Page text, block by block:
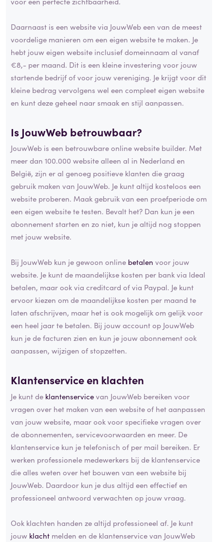
Daarnaast is een website via JouwWeb een van de meest
voordelige manieren om een eigen website te maken. Je
hebt jouw eigen website inclusief domeinnaam al vanaf
€8,- per maand. Dit is een kleine investering voor jouw
startende bedrijf of voor jouw vereniging. Je krijgt voor dit
kleine bedrag vervolgens wel een compleet eigen website
en kunt deze geheel naar smaak en stijl aanpassen.
Is JouwWeb betrouwbaar?
JouwWeb is een betrouwbare online website builder. Met
meer dan 100.000 website alleen al in Nederland en
België, zijn er al genoeg positieve klanten die graag
gebruik maken van JouwWeb. Je kunt altijd kosteloos een
website proberen. Maak gebruik van een proefperiode om
een eigen website te testen. Bevalt het? Dan kun je een
abonnement starten en zo niet, kun je altijd nog stoppen
met jouw website.
Bij JouwWeb kun je gewoon online betalen voor jouw
website. Je kunt de maandelijkse kosten per bank via Ideal
betalen, maar ook via creditcard of via Paypal. Je kunt
ervoor kiezen om de maandelijkse kosten per maand te
laten afschrijven, maar het is ook mogelijk om gelijk voor
een heel jaar te betalen. Bij jouw account op JouwWeb
kun je de facturen zien en kun je jouw abonnement ook
aanpassen, wijzigen of stopzetten.
Klantenservice en klachten
Je kunt de klantenservicevan JouwWeb bereiken voor
vragen over het maken van een website of het aanpassen
van jouw website, maar ook voor specifieke vragen over
de abonnementen, servicevoorwaarden en meer. De
klantenservice kun je telefonisch of per mail bereiken. Er
werken professionele medewerkers bij de klantenservice
die alles weten over het bouwen van een website bij
JouwWeb. Daardoor kun je dus altijd een effectief en
professioneel antwoord verwachten op jouw vraag.
Ook klachten handen ze altijd professioneel af. Je kunt
jouw klacht melden en de klantenservice van JouwWeb